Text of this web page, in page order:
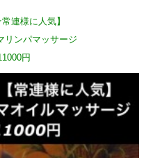
連様に人気】
リンパマッサージ
円